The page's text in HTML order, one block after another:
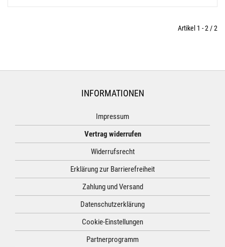
Artikel 1 - 2 / 2
INFORMATIONEN
Impressum
Vertrag widerrufen
Widerrufsrecht
Erklärung zur Barrierefreiheit
Zahlung und Versand
Datenschutzerklärung
Cookie-Einstellungen
Partnerprogramm